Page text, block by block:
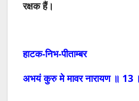
रक्षक हैं।
हाटक-निभ-पीताम्बर
अभयं कुरु मे मावर नारायण ॥ 13